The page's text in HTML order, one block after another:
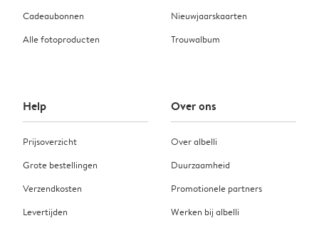
Cadeaubonnen
Alle fotoproducten
Nieuwjaarskaarten
Trouwalbum
Help
Prijsoverzicht
Grote bestellingen
Verzendkosten
Levertijden
Over ons
Over albelli
Duurzaamheid
Promotionele partners
Werken bij albelli